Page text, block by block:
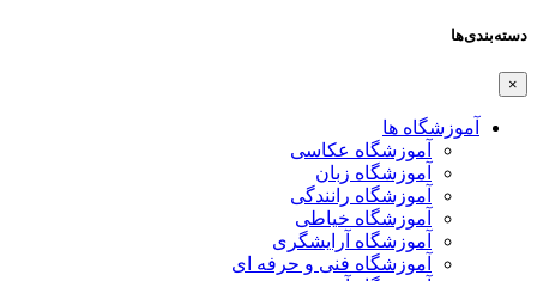
دسته‌بندی‌ها
×
آموزشگاه ها
آموزشگاه عکاسی
آموزشگاه زبان
آموزشگاه رانندگی
آموزشگاه خیاطی
آموزشگاه آرایشگری
آموزشگاه فنی و حرفه ای